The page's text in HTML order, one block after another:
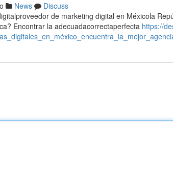
News
Discuss
de marketing digital en Méxicola
Encontrar la adecuadacorrectaperfecta https://